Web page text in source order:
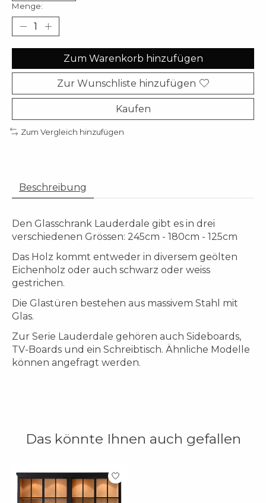
Menge:
Zum Warenkorb hinzufügen
Zur Wunschliste hinzufügen
Kaufen
Zum Vergleich hinzufügen
Beschreibung
Den Glasschrank Lauderdale gibt es in drei
verschiedenen Grössen: 245cm - 180cm - 125cm
Das Holz kommt entweder in diversem geölten
Eichenholz oder auch schwarz oder weiss
gestrichen.
Die Glastüren bestehen aus massivem Stahl mit
Glas.
Zur Serie Lauderdale gehören auch Sideboards,
TV-Boards und ein Schreibtisch. Ähnliche Modelle
können angefragt werden.
Das könnte Ihnen auch gefallen
Produkt-Karussell-Artikel